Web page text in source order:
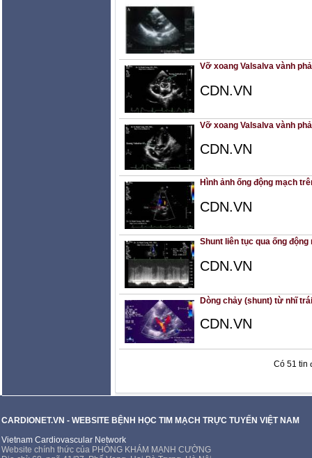
Vỡ xoang Valsalva vành
CDN.VN
Vỡ xoang Valsalva vành
CDN.VN
Hình ảnh ống động mạch
CDN.VN
Shunt liên tục qua ống
CDN.VN
Dòng chảy (shunt) từ nhĩ
CDN.VN
Có 51 tin
CARDIONET.VN - WEBSITE BỆNH HỌC TIM MẠCH TRỰC TUYẾN VIỆT NAM
Vietnam Cardiovascular Network
Website chính thức của PHÒNG KHÁM MẠNH CƯỜNG